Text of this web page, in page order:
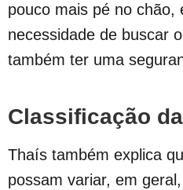
pouco mais pé no chão,
necessidade de buscar
também ter uma
Classificação
Thaís também explica
possam variar, em